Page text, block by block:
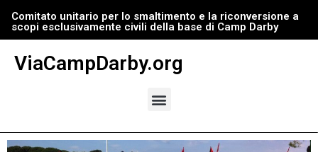
Vai
al
contenuto
Comitato unitario per lo smaltimento e la riconversione a
scopi esclusivamente civili della base di Camp Darby
ViaCampDarby.org